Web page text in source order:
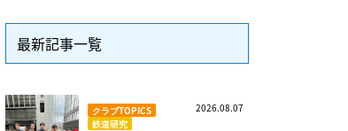
最新記事一覧
クラブTOPICS
鉄道研究
2026.08.07